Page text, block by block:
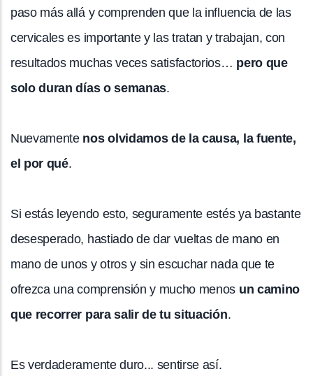
paso más allá y comprenden que la influencia de las
cervicales es importante y las tratan y trabajan, con
resultados muchas veces satisfactorios… pero que
solo duran días o semanas.
Nuevamente nos olvidamos de la causa, la fuente,
el por qué.
Si estás leyendo esto, seguramente estés ya bastante
desesperado, hastiado de dar vueltas de mano en
mano de unos y otros y sin escuchar nada que te
ofrezca una comprensión y mucho menos un camino
que recorrer para salir de tu situación.
Es verdaderamente duro... sentirse así.